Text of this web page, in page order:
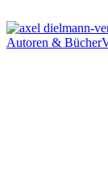
Autoren & Bücher